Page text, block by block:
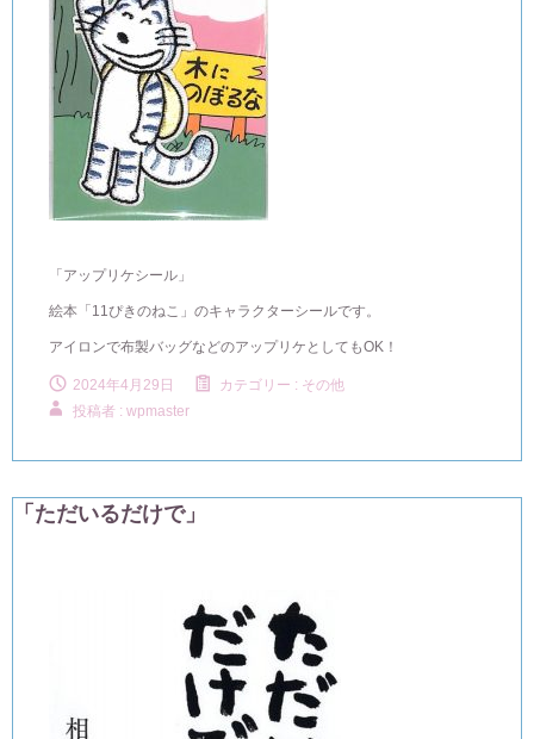
「アップリケシール」
絵本「11ぴきのねこ」のキャラクターシールです。
アイロンで布製バッグなどのアップリケとしてもOK！
2024年4月29日 カテゴリー : その他
投稿者 : wpmaster
「ただいるだけで」